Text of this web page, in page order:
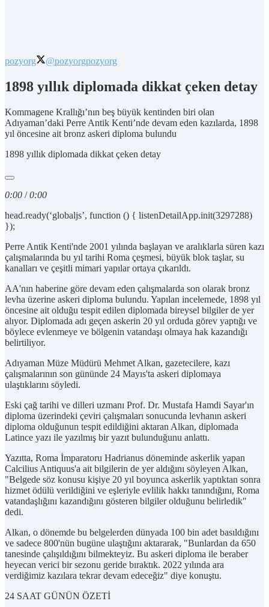
pozyorg @pozyorgpozyorg
1898 yıllık diplomada dikkat çeken detay
Kommagene Krallığı’nın beş büyük kentinden biri olan
Adıyaman’daki Perre Antik Kenti’nde devam eden kazılarda, 1898
yıl öncesine ait bronz askeri diploma bulundu
1898 yıllık diplomada dikkat çeken detay
0:00 /0:00
head.ready(‘globaljs’, function () { listenDetailApp.init(3297288)
});
Perre Antik Kenti'nde 2001 yılında başlayan ve aralıklarla süren kazı
çalışmalarında bu yıl tarihi Roma çeşmesi, büyük blok taşlar, su
kanalları ve çeşitli mimari yapılar ortaya çıkarıldı.
AA'nın haberine göre devam eden çalışmalarda son olarak bronz
levha üzerine askeri diploma bulundu. Yapılan incelemede, 1898 yıl
öncesine ait olduğu tespit edilen diplomada bireysel bilgiler de yer
alıyor. Diplomada adı geçen askerin 20 yıl orduda görev yaptığı ve
böylece evlenmeye ve bölgenin vatandaşı olmaya hak kazandığı
belirtiliyor.
Adıyaman Müze Müdürü Mehmet Alkan, gazetecilere, kazı
çalışmalarının son gününde 24 Mayıs'ta askeri diplomaya
ulaştıklarını söyledi.
Eski çağ tarihi ve dilleri uzmanı Prof. Dr. Mustafa Hamdi Sayar'ın
diploma üzerindeki çeviri çalışmaları sonucunda levhanın askeri
diploma olduğunun tespit edildiğini aktaran Alkan, diplomada
Latince yazı ile yazılmış bir yazıt bulunduğunu anlattı.
Yazıtta, Roma İmparatoru Hadrianus döneminde askerlik yapan
Calcilius Antiquus'a ait bilgilerin de yer aldığını söyleyen Alkan,
"Belgede söz konusu kişiye 20 yıl boyunca askerlik yaptıktan sonra
hizmet ödülü verildiğini ve eşleriyle evlilik hakkı tanındığını, Roma
vatandaşlığını kazandığını gösteren bilgiler olduğunu belirledik"
dedi.
Alkan, o dönemde bu belgelerden dünyada 100 bin adet basıldığını
ve sadece 800'nün bugüne ulaştığını aktararak, "Bunlardan da 650
tanesinde çalışıldığını bilmekteyiz. Bu askeri diploma ile beraber
heyecan verici bir sezonu geride bıraktık. 2022 yılında ara
verdiğimiz kazılara tekrar devam edeceğiz" diye konuştu.
24 SAAT GÜNÜN ÖZETİ